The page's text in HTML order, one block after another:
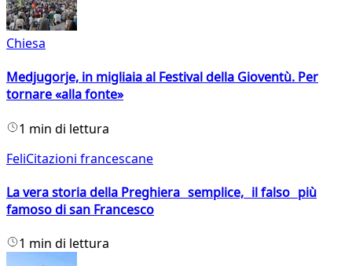
Chiesa
Medjugorje, in migliaia al Festival della Gioventù. Per
tornare «alla fonte»
1 min di lettura
FeliCitazioni francescane
La vera storia della Preghiera semplice, il falso più
famoso di san Francesco
1 min di lettura